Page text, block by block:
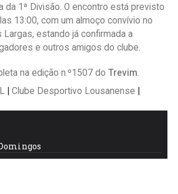
da 1ª Divisão. O encontro está previsto
13:00, com um almoço convívio no
estando já confirmada a
e outros amigos do clube.
na edição n.º1507 do Trevim.
| Clube Desportivo Lousanense